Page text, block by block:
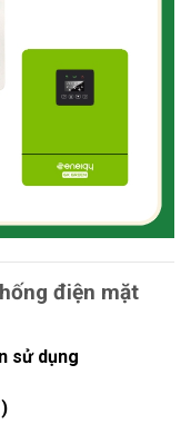
điện mặt
sử dụng